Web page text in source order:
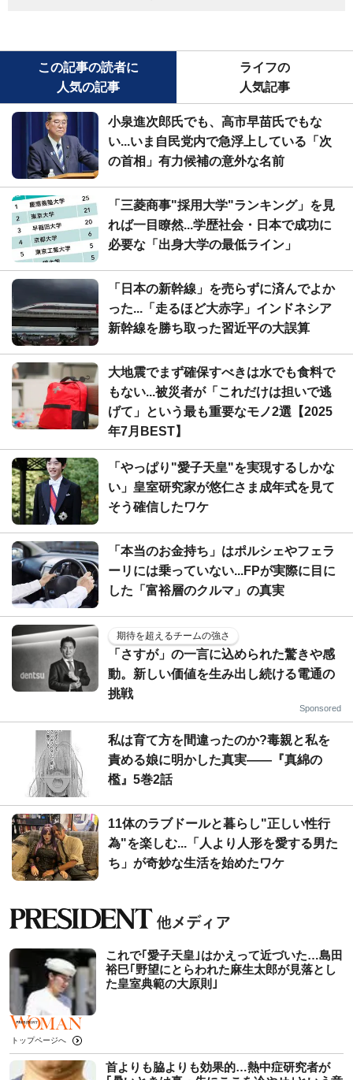
この記事の読者に
人気の記事
ライフの
人気記事
小泉進次郎氏でも、高市早苗氏でもな
い...いま自民党内で急浮上している「次
の首相」有力候補の意外な名前
「三菱商事"採用大学"ランキング」を見
れば一目瞭然...学歴社会・日本で成功に
必要な「出身大学の最低ライン」
「日本の新幹線」を売らずに済んでよか
った...「走るほど大赤字」インドネシア
新幹線を勝ち取った習近平の大誤算
大地震でまず確保すべきは水でも食料で
もない...被災者が「これだけは担いで逃
げて」という最も重要なモノ2選【2025
年7月BEST】
「やっぱり"愛子天皇"を実現するしかな
い」皇室研究家が悠仁さま成年式を見て
そう確信したワケ
「本当のお金持ち」はポルシェやフェラ
ーリには乗っていない...FPが実際に目に
した「富裕層のクルマ」の真実
期待を超えるチームの強さ
「さすが」の一言に込められた驚きや感
動。新しい価値を生み出し続ける電通の
挑戦
Sponsored
私は育て方を間違ったのか?毒親と私を
責める娘に明かした真実――『真綿の
檻』5巻2話
11体のラブドールと暮らし"正しい性行
為"を楽しむ...「人より人形を愛する男た
ち」が奇妙な生活を始めたワケ
これで｢愛子天皇｣はかえって近づいた…島田
裕巳｢野望にとらわれた麻生太郎が見落とし
た皇室典範の大原則｣
トップページへ
首よりも脇よりも効果的…熱中症研究者が